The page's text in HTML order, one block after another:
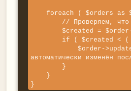
        $created = $order->get_date_created()->getTimestamp();
            $order->update_status( 'completed', 'Статус
автоматически изменён
}